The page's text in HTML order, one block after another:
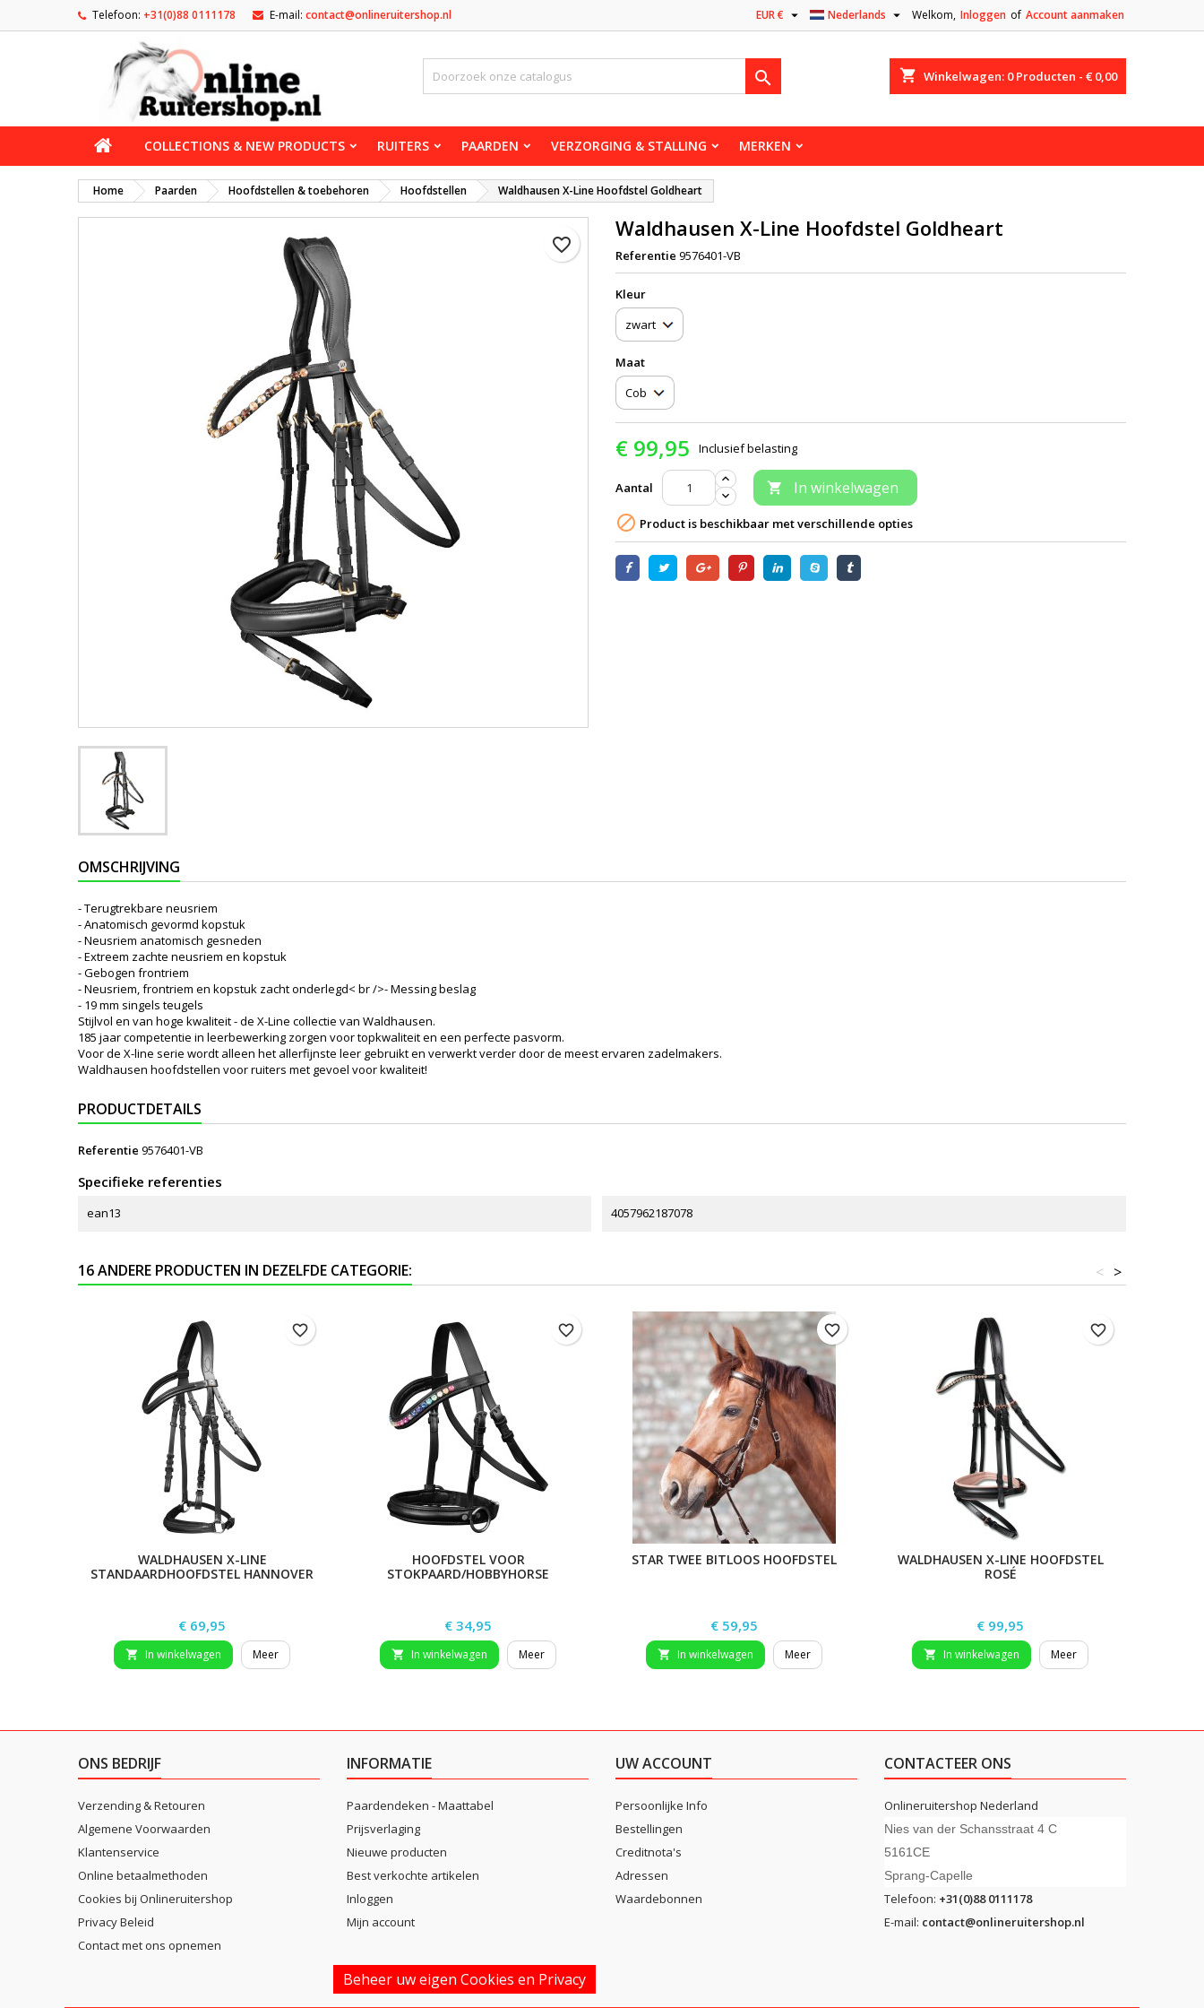
Telefoon: +31(0)88 0111178 E-mail: contact@onlineruitershop.nl Welkom, Inloggen of Account aanmaken
Nederlands 
EUR € 
shopping_cart Winkelwagen: 0Producten - € 0,00

COLLECTIONS & NEW PRODUCTS RUITERS PAARDEN VERZORGING & STALLING MERKEN
Home Paarden Hoofdstellen & toebehoren Hoofdstellen Waldhausen X-Line Hoofdstel Goldheart
favorite_border
Waldhausen X-Line Hoofdstel Goldheart
Referentie 9576401-VB
Kleur
Maat
€ 99,95 Inclusief belasting
Aantal  In winkelwagen
 Product is beschikbaar met verschillende opties
OMSCHRIJVING
- Terugtrekbare neusriem
- Anatomisch gevormd kopstuk
- Neusriem anatomisch gesneden
- Extreem zachte neusriem en kopstuk
- Gebogen frontriem
- Neusriem, frontriem en kopstuk zacht onderlegd< br />- Messing beslag
- 19 mm singels teugels
Stijlvol en van hoge kwaliteit - de X-Line collectie van Waldhausen.
185 jaar competentie in leerbewerking zorgen voor topkwaliteit en een perfecte pasvorm.
Voor de X-line serie wordt alleen het allerfijnste leer gebruikt en verwerkt verder door de meest ervaren zadelmakers.
Waldhausen hoofdstellen voor ruiters met gevoel voor kwaliteit!
PRODUCTDETAILS
Referentie 9576401-VB
Specifieke referenties
ean13 4057962187078
16 ANDERE PRODUCTEN IN DEZELFDE CATEGORIE: >
<
WALDHAUSEN X-LINE
STANDAARDHOOFDSTEL HANNOVER
Prijs
€ 69,95
 In winkelwagen Meer
favorite_border
HOOFDSTEL VOOR
STOKPAARD/HOBBYHORSE
Prijs
€ 34,95
 In winkelwagen Meer
favorite_border
STAR TWEE BITLOOS HOOFDSTEL
Prijs
€ 59,95
 In winkelwagen Meer
favorite_border
WALDHAUSEN X-LINE HOOFDSTEL
ROSÉ
Prijs
€ 99,95
 In winkelwagen Meer
favorite_border
ONS BEDRIJF
Verzending & Retouren
Algemene Voorwaarden
Klantenservice
Online betaalmethoden
Cookies bij Onlineruitershop
Privacy Beleid
Contact met ons opnemen
INFORMATIE
Paardendeken - Maattabel
Prijsverlaging
Nieuwe producten
Best verkochte artikelen
Inloggen
Mijn account
UW ACCOUNT
Persoonlijke Info
Bestellingen
Creditnota's
Adressen
Waardebonnen
CONTACTEER ONS
Onlineruitershop Nederland
Nies van der Schansstraat 4 C
5161CE
Sprang-Capelle
Telefoon: +31(0)88 0111178
E-mail: contact@onlineruitershop.nl
Beheer uw eigen Cookies en Privacy